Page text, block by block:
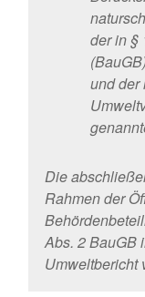
der in §
und der
Die
Rahmen der
Abs. 2 BauGB
Umweltbericht